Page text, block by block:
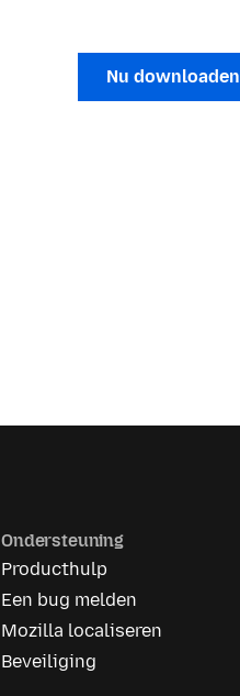
Nu downloaden
Ondersteuning
Producthulp
Een bug melden
Mozilla localiseren
Beveiliging